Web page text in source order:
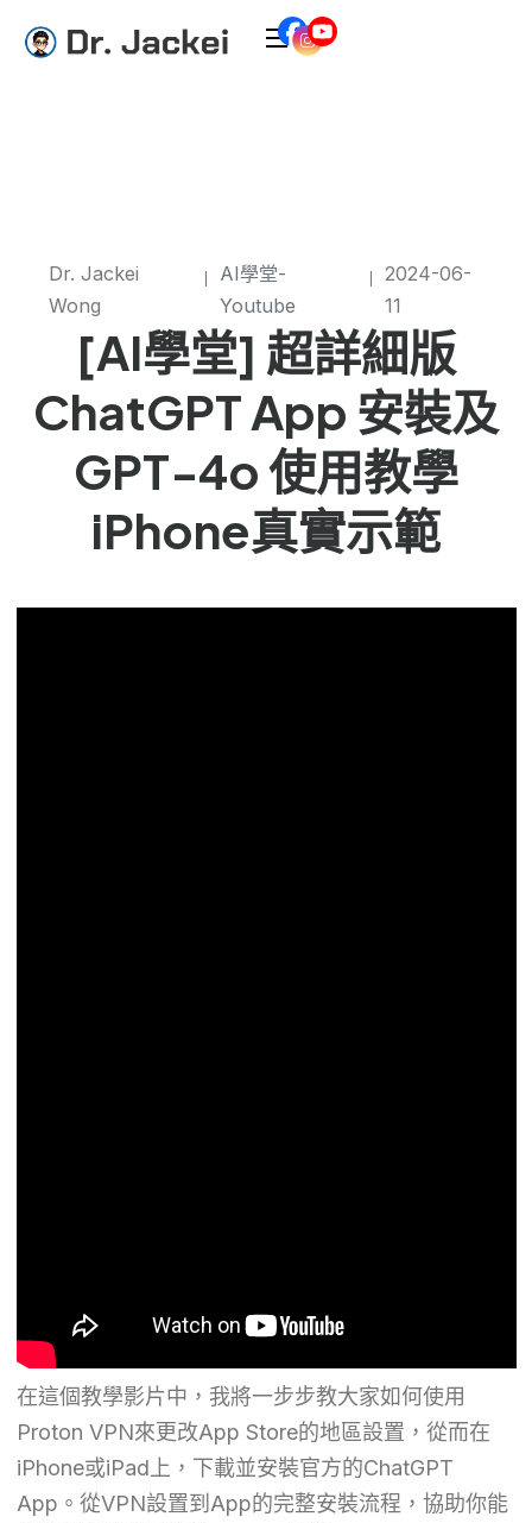
Dr. Jackei
Wong
AI學堂-
Youtube
2024-06-
11
[AI學堂] 超詳細版
ChatGPT App 安裝及
GPT-4o 使用教學
iPhone真實示範
在這個教學影片中，我將一步步教大家如何使用
Proton VPN來更改App Store的地區設置，從而在
iPhone或iPad上，下載並安裝官方的ChatGPT
App。從VPN設置到App的完整安裝流程，協助你能